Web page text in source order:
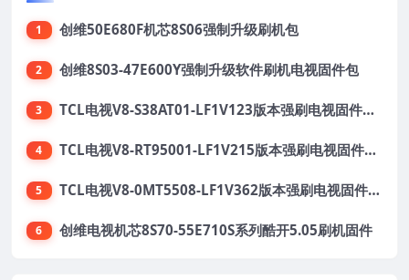
1 创维50E680F机芯8S06强制升级刷机包
2 创维8S03-47E600Y强制升级软件刷机电视固件包
3 TCL电视V8-S38AT01-LF1V123版本强刷电视固件包下载
4 TCL电视V8-RT95001-LF1V215版本强刷电视固件包下载
5 TCL电视V8-0MT5508-LF1V362版本强刷电视固件包下载
6 创维电视机芯8S70-55E710S系列酷开5.05刷机固件